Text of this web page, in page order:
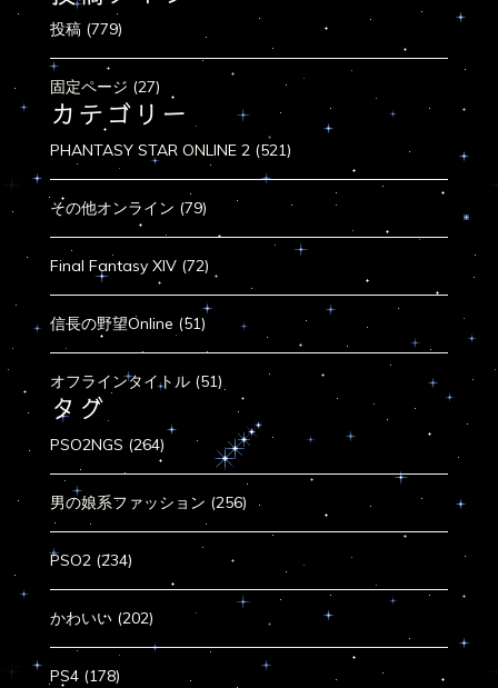
投稿 (779)
固定ページ (27)
カテゴリー
PHANTASY STAR ONLINE 2 (521)
その他オンライン (79)
Final Fantasy XIV (72)
信長の野望Online (51)
オフラインタイトル (51)
タグ
PSO2NGS (264)
男の娘系ファッション (256)
PSO2 (234)
かわいい (202)
PS4 (178)